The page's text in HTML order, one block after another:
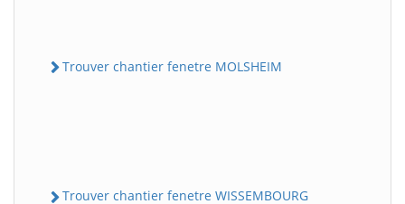
Trouver chantier fenetre MOLSHEIM
Trouver chantier fenetre WISSEMBOURG